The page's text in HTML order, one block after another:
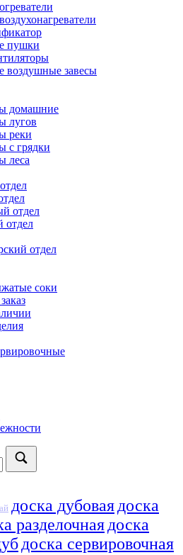
пушки
воздушные завесы
домашние
лугов
реки
с грядки
леса
отдел
отдел
отдел
соки
доска дубовая доска
разделочная доска
доска сервировочная